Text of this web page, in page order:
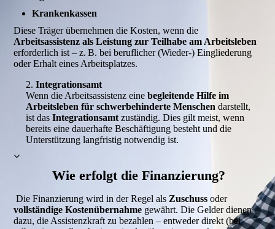
Krankenkassen
Diese Träger übernehmen die Kosten, wenn die
Arbeitsassistenz als Leistung zur Teilhabe am Arbeitsleben
erforderlich ist – z. B. bei beruflicher (Wieder-) Eingliederung
oder Erhalt eines Arbeitsplatzes.
2. Integrationsamt
Wenn die Arbeitsassistenz einebegleitende Hilfe im
Arbeitsleben für schwerbehinderte Menschen darstellt,
ist das Integrationsamt zuständig. Dies gilt meist, wenn
bereits eine dauerhafte Beschäftigung besteht und die
Unterstützung langfristig notwendig ist.
Wie erfolgt die Finanzierung?
Die Finanzierung wird in der Regel als Zuschuss oder
vollständige Kostenübernahme gewährt. Die Gelder dienen
dazu, die Assistenzkraft zu bezahlen – entweder direkt (bei